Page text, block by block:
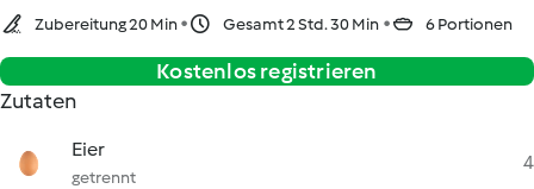
Zubereitung 20 Min Gesamt 2 Std. 30 Min 6 Portionen
Kostenlos registrieren
Zutaten
Eier
getrennt
4